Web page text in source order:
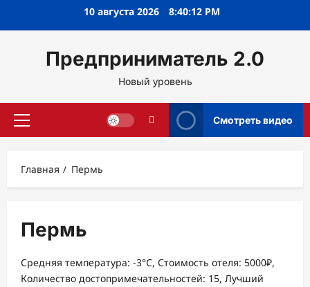
10 августа 2026 8:40:12 PM
Предприниматель 2.0
Новый уровень
Основное
Смотреть видео
Главная Пермь
Пермь
Средняя температура: -3°C, Стоимость отеля: 5000₽,
Количество достопримечательностей: 15, Лучший